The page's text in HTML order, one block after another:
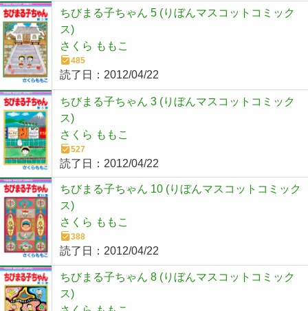
ちびまる子ちゃん 5 (りぼんマスコットコミック
ス)
さくら ももこ
485
読了日： 2012/04/22
ちびまる子ちゃん 3 (りぼんマスコットコミック
ス)
さくら ももこ
527
読了日： 2012/04/22
ちびまる子ちゃん 10 (りぼんマスコットコミック
ス)
さくら ももこ
388
読了日： 2012/04/22
ちびまる子ちゃん 8 (りぼんマスコットコミック
ス)